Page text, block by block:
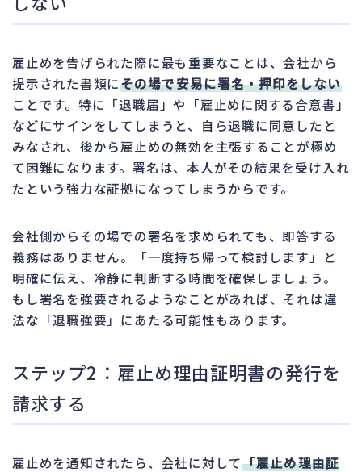
雇止めを告げられた際に最も重要なことは、会社から
提示された書類にその場で安易に署名・押印をしない
ことです。特に「退職届」や「雇止めに関する合意書」
などにサインをしてしまうと、自ら退職に同意したと
みなされ、後から雇止めの無効を主張することが極め
て困難になります。署名は、本人がその結果を受け入れ
たという強力な証拠になってしまうからです。
会社側からその場での署名を求められても、即答する
義務はありません。「一度持ち帰って検討します」と
明確に伝え、冷静に判断する時間を確保しましょう。
もし署名を強要されるようなことがあれば、それは違
法な「退職強要」にあたる可能性もあります。
ステップ2：雇止め理由証明書の発行を
請求する
雇止めを通知されたら、会社に対して「雇止め理由証